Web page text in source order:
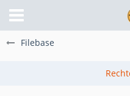
Filebase